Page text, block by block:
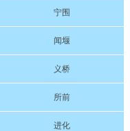
宁围
闻堰
义桥
所前
进化